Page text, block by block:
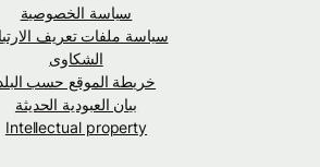
سياسة الخصوصية
سياسة ملفات تعريف الارتباط
الشكاوى
خريطة الموقع حسب البلد
بيان العبودية الحديثة
Intellectual property